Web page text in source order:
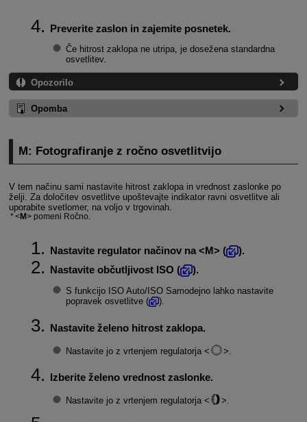
Preverite zaslon in zajemite posnetek.
Če hitrost zaklopa ne utripa, je dosežena standardna
osvetlitev.
Opozorilo
Opomba
M: Fotografiranje z ročno osvetlitvijo
V tem načinu sami nastavite hitrost zaklopa in vrednost zaslonke po
želji. Za določitev osvetlitve upoštevajte indikator ravni osvetlitve ali
uporabite svetlomer, na voljo v trgovinah.
M pomeni Ročno.
Nastavite regulator načinov na M (
).
Nastavite občutljivost ISO (
).
S funkcijo ISO Auto/ISO Samodejno lahko nastavite
popravek osvetlitve (
).
Nastavite želeno hitrost zaklopa.
Nastavite jo z vrtenjem regulatorja
Izberite želeno vrednost zaslonke.
Nastavite jo z vrtenjem regulatorja